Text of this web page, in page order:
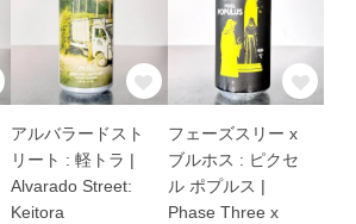
アルバラードスト
リート : 軽トラ |
Alvarado Street:
Keitora
フェーズスリー x
ブルホス : ピクセ
ル ポプルス |
Phase Three x